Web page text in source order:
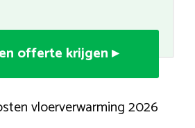
offerte krijgen ▸
vloerverwarming 2026